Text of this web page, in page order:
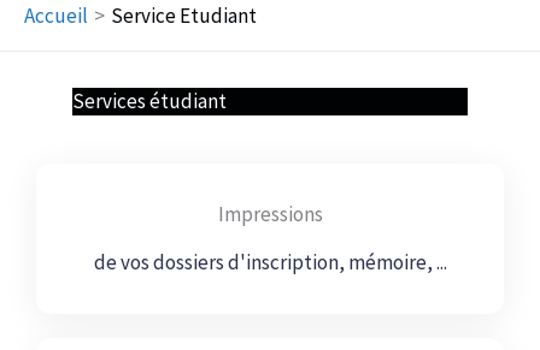
Accueil Service Etudiant
Services étudiant
Impressions
de vos dossiers d'inscription, mémoire, ...